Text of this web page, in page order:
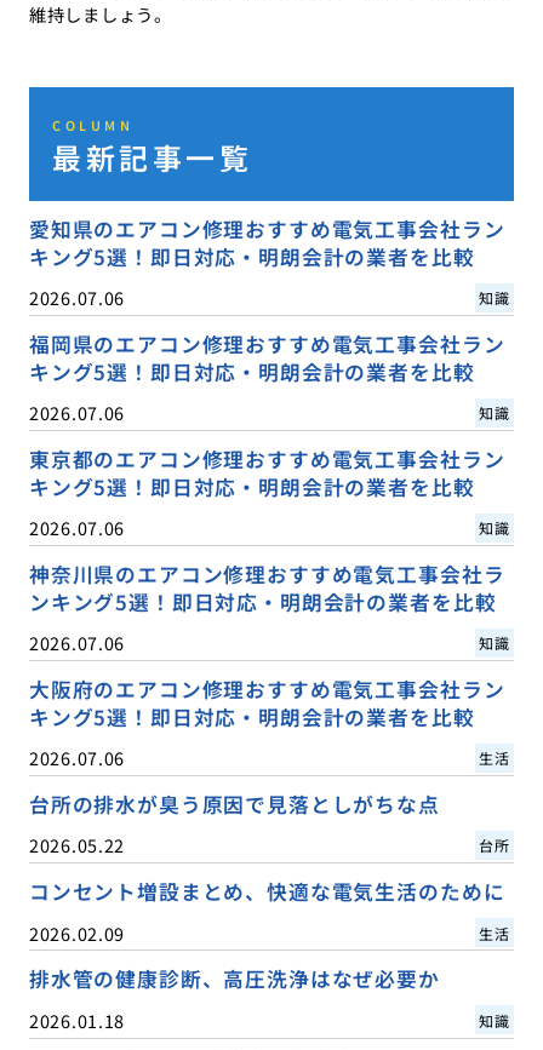
維持しましょう。
COLUMN
最新記事一覧
愛知県のエアコン修理おすすめ電気工事会社ラン
キング5選！即日対応・明朗会計の業者を比較
2026.07.06 知識
福岡県のエアコン修理おすすめ電気工事会社ラン
キング5選！即日対応・明朗会計の業者を比較
2026.07.06 知識
東京都のエアコン修理おすすめ電気工事会社ラン
キング5選！即日対応・明朗会計の業者を比較
2026.07.06 知識
神奈川県のエアコン修理おすすめ電気工事会社ラ
ンキング5選！即日対応・明朗会計の業者を比較
2026.07.06 知識
大阪府のエアコン修理おすすめ電気工事会社ラン
キング5選！即日対応・明朗会計の業者を比較
2026.07.06 生活
台所の排水が臭う原因で見落としがちな点
2026.05.22 台所
コンセント増設まとめ、快適な電気生活のために
2026.02.09 生活
排水管の健康診断、高圧洗浄はなぜ必要か
2026.01.18 知識